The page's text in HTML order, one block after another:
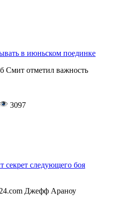
в июньском поединке
Смит отметил важность
3097
секрет следующего боя
Джефф Араноу